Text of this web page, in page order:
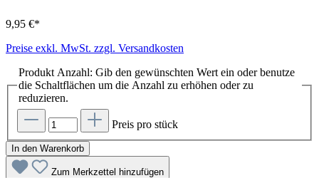
9,95 €*
Preise exkl. MwSt. zzgl. Versandkosten
Produkt Anzahl: Gib den gewünschten Wert ein oder benutze
die Schaltflächen um die Anzahl zu erhöhen oder zu
reduzieren.
Preis pro stück
In den Warenkorb
Zum Merkzettel hinzufügen